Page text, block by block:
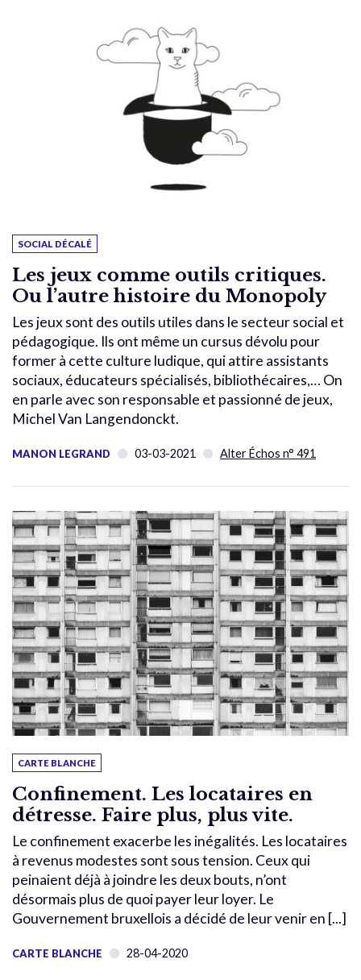
SOCIAL DÉCALÉ
Les jeux comme outils critiques.
Ou l’autre histoire du Monopoly
Les jeux sont des outils utiles dans le secteur social et
pédagogique. Ils ont même un cursus dévolu pour
former à cette culture ludique, qui attire assistants
sociaux, éducateurs spécialisés, bibliothécaires,… On
en parle avec son responsable et passionné de jeux,
Michel Van Langendonckt.
MANON LEGRAND 03-03-2021 Alter Échos n° 491
CARTE BLANCHE
Confinement. Les locataires en
détresse. Faire plus, plus vite.
Le confinement exacerbe les inégalités. Les locataires
à revenus modestes sont sous tension. Ceux qui
peinaient déjà à joindre les deux bouts, n’ont
désormais plus de quoi payer leur loyer. Le
Gouvernement bruxellois a décidé de leur venir en [...]
CARTE BLANCHE 28-04-2020